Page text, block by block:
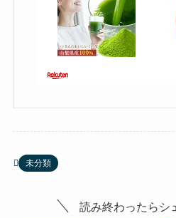
未分類
読み終わったらシ